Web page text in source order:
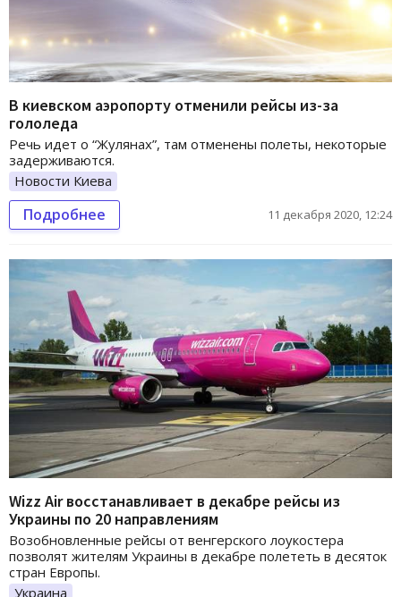
В киевском аэропорту отменили рейсы из-за
гололеда
Речь идет о “Жулянах”, там отменены полеты, некоторые
задерживаются.
Новости Киева
Подробнее 11 декабря 2020, 12:24
Wizz Air восстанавливает в декабре рейсы из
Украины по 20 направлениям
Возобновленные рейсы от венгерского лоукостера
позволят жителям Украины в декабре полететь в десяток
стран Европы.
Украина